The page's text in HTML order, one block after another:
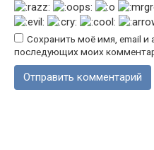
Сохранить моё имя, email и
последующих моих